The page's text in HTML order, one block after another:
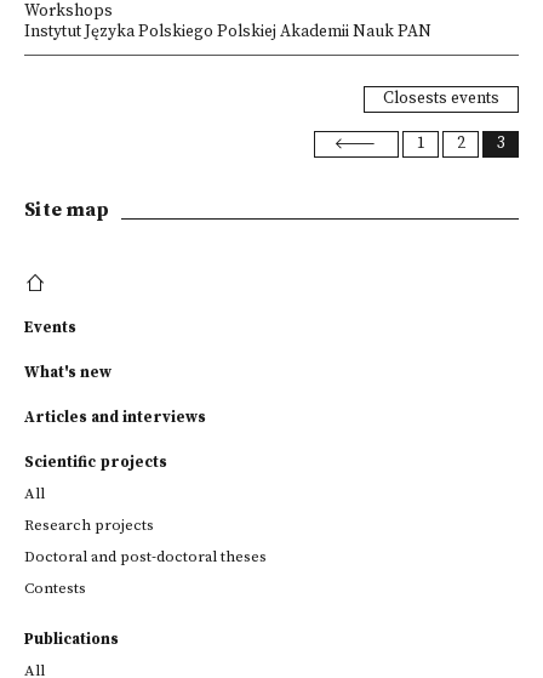
Workshops
Instytut Języka Polskiego Polskiej Akademii Nauk PAN
Closests events
1 2 3
Site map
Events
What's new
Articles and interviews
Scientific projects
All
Research projects
Doctoral and post-doctoral theses
Contests
Publications
All